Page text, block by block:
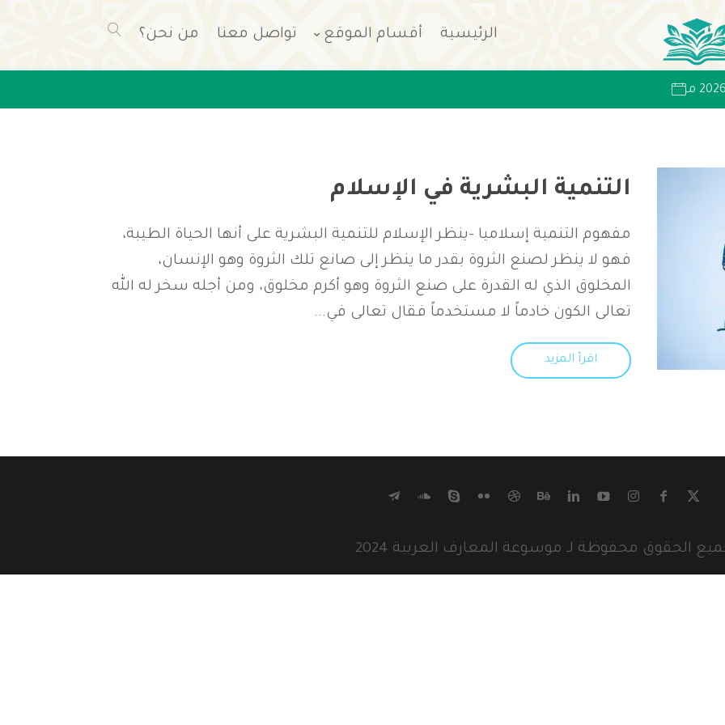
الرئيسية أقسام الموقع تواصل معنا من نحن؟
التنمية البشرية في الإسلام
مفهوم التنمية إسلاميا -ينظر الإسلام للتنمية البشرية على أنها الحياة الطيبة،
فهو لا ينظر لصنع الثروة بقدر ما ينظر إلى صانع تلك الثروة وهو الإنسان،
المخلوق الذي له القدرة على صنع الثروة وهو أكرم مخلوق، ومن أجله سخر له الله
تعالى الكون خادماً لا مستخدماً فقال تعالى في...
اقرأ المزيد
الحقوق محفوظة لـ موسوعة المعارف العربية 2024